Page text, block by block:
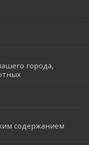
города,
содержанием